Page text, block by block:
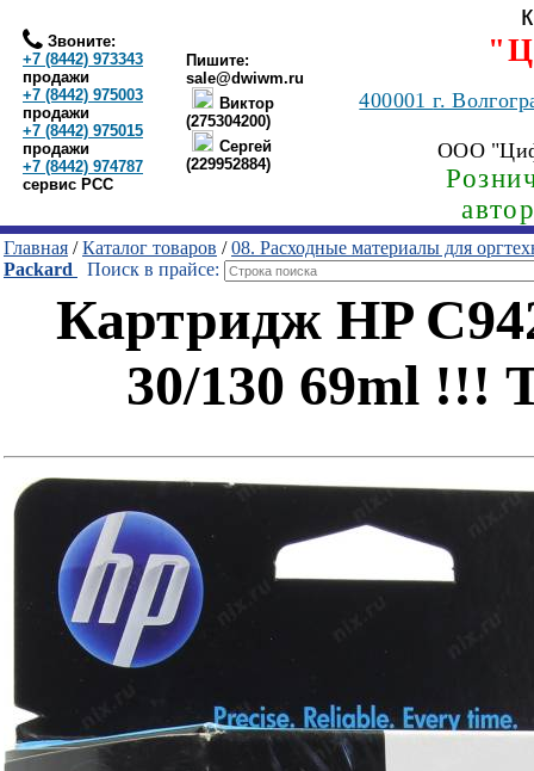
Звоните:
+7 (8442) 973343
продажи
+7 (8442) 975003
продажи
+7 (8442) 975015
продажи
+7 (8442) 974787
сервис РСС
Пишите:
sale@dwiwm.ru
Виктор
(275304200)
Сергей
(229952884)
400001г.
ООО
Главная /Каталог товаров /08. Расходные материалы для
Packard
Поиск в прайсе:
Картридж HP
30/130 69ml